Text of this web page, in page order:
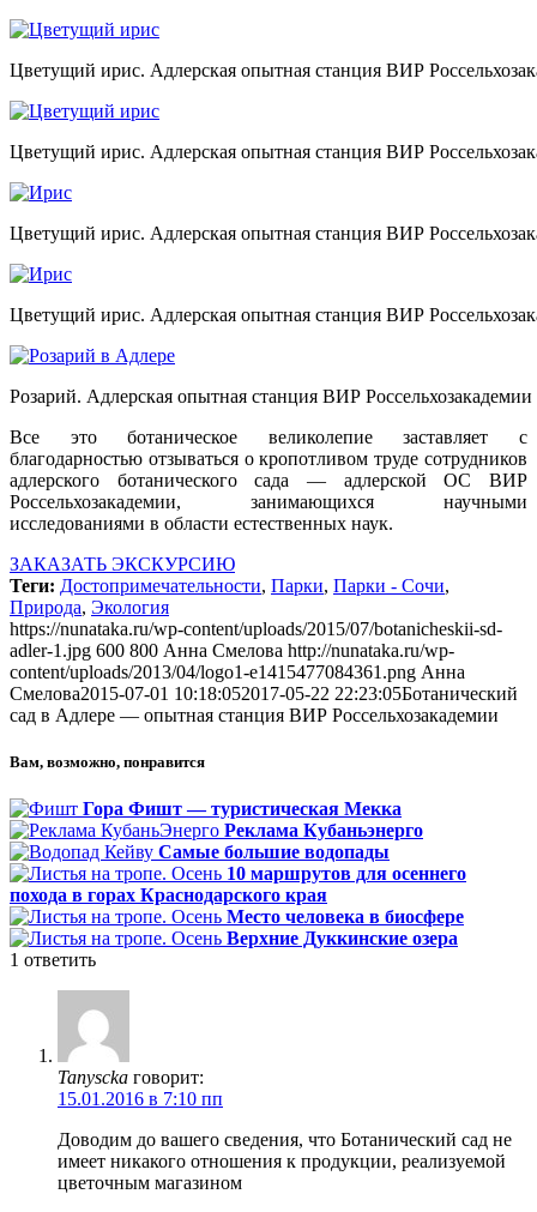
Цветущий ирис. Адлерская опытная станция ВИР
Цветущий ирис. Адлерская опытная станция ВИР
Цветущий ирис. Адлерская опытная станция ВИР
Цветущий ирис. Адлерская опытная станция ВИР
Розарий. Адлерская опытная станция ВИР Россельхозакадемии
Все это ботаническое великолепие заставляет с
благодарностью отзываться о кропотливом труде сотрудников
адлерского ботанического сада — адлерской ОС ВИР
Россельхозакадемии, занимающихся научными
исследованиями в области естественных наук.
ЗАКАЗАТЬ ЭКСКУРСИЮ
Теги: Достопримечательности, Парки, Парки - Сочи,
Природа, Экология
https://nunataka.ru/wp-content/uploads/2015/07/botanicheskii-sd-
adler-1.jpg 600 800 Анна Смелова http://nunataka.ru/wp-
content/uploads/2013/04/logo1-e1415477084361.png Анна
Смелова2015-07-01 10:18:052017-05-22 22:23:05Ботанический
сад в Адлере — опытная станция ВИР Россельхозакадемии
Вам, возможно, понравится
Гора Фишт — туристическая Мекка
Реклама Кубаньэнерго
Самые большие водопады
10 маршрутов для осеннего
похода в горах Краснодарского края
Место человека в биосфере
Верхние Дуккинские озера
1 ответить
Tanyscka говорит:
15.01.2016 в 7:10 пп
Доводим до вашего сведения, что Ботанический сад не
имеет никакого отношения к продукции, реализуемой
цветочным магазином